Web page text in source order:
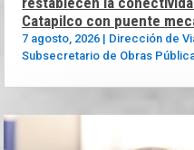
Catapilco con puente
7 agosto, 2026 | Dirección de
Subsecretario de Obras